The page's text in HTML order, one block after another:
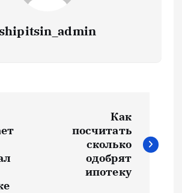
Как
посчитать
сколько
одобрят
ипотеку